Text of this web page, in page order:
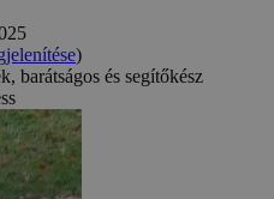
)
barátságos és segítőkész